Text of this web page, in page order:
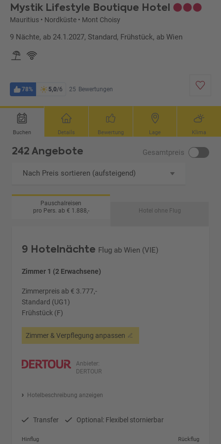
Mystik Lifestyle Boutique Hotel
Mauritius • Nordküste • Mont Choisy
9 Nächte, ab 24.1.2027, Standard, Frühstück, ab Wien
78% 5,0/6 25 Bewertungen
Buchen Details Bewertung Lage Klima
242 Angebote Gesamtpreis
Nach Preis sortieren (aufsteigend)
Pauschalreisen
pro Pers. ab € 1.888,-
Hotel ohne Flug
9 Hotelnächte Flug ab Wien (VIE)
Zimmer 1 (2 Erwachsene)
Zimmerpreis ab € 3.777,-
Standard (UG1)
Frühstück (F)
Zimmer & Verpflegung anpassen
Anbieter:
DERTOUR
Hotelbeschreibung anzeigen
Transfer Optional: Flexibel stornierbar
Hinflug
Rückflug